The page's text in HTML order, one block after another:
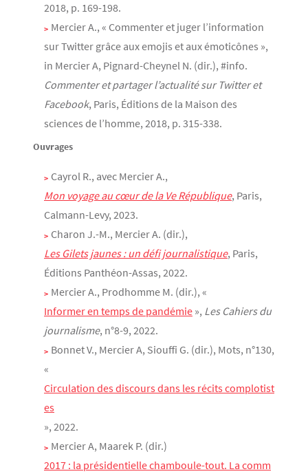
2018, p. 169-198.
Mercier A., « Commenter et juger l’information
sur Twitter grâce aux emojis et aux émoticônes »,
in Mercier A, Pignard-Cheynel N. (dir.), #info.
Commenter et partager l’actualité sur Twitter et
Facebook, Paris, Éditions de la Maison des
sciences de l’homme, 2018, p. 315-338.
Ouvrages
Cayrol R., avec Mercier A.,
Mon voyage au cœur de la Ve République, Paris,
Calmann-Levy, 2023.
Charon J.-M., Mercier A. (dir.),
Les Gilets jaunes : un défi journalistique, Paris,
Éditions Panthéon-Assas, 2022.
Mercier A., Prodhomme M. (dir.), «
Informer en temps de pandémie », Les Cahiers du
journalisme, n°8-9, 2022.
Bonnet V., Mercier A, Siouffi G. (dir.), Mots, n°130,
«
Circulation des discours dans les récits complotist
es
», 2022.
Mercier A, Maarek P. (dir.)
2017 : la présidentielle chamboule-tout. La comm